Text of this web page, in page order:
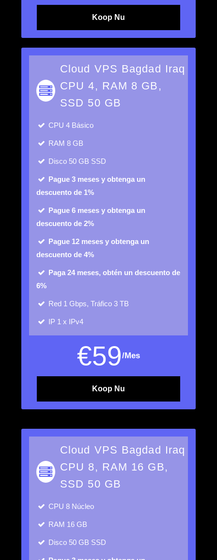
Koop Nu
Cloud VPS Bagdad Iraq
CPU 4, RAM 8 GB,
SSD 50 GB
CPU 4 Básico
RAM 8 GB
Disco 50 GB SSD
Pague 3 meses y obtenga un
descuento de 1%
Pague 6 meses y obtenga un
descuento de 2%
Pague 12 meses y obtenga un
descuento de 4%
Paga 24 meses, obtén un descuento de
6%
Red 1 Gbps, Tráfico 3 TB
IP 1 x IPv4
€59/Mes
Koop Nu
Cloud VPS Bagdad Iraq
CPU 8, RAM 16 GB,
SSD 50 GB
CPU 8 Núcleo
RAM 16 GB
Disco 50 GB SSD